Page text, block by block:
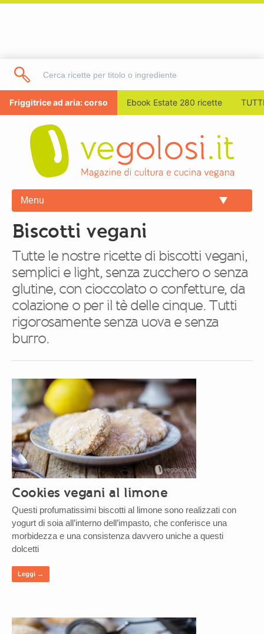
Friggitrice ad aria: corso Ebook Estate 280 ricette
Menu
Biscotti vegani
Tutte le nostre ricette di biscotti vegani,
semplici e light, senza zucchero o senza
glutine, con cioccolato o confetture, da
colazione o per il tè delle cinque. Tutti
rigorosamente senza uova e senza
burro.
Cookies vegani al limone
Questi profumatissimi biscotti al limone sono realizzati con
yogurt di soia all’interno dell’impasto, che conferisce una
morbidezza e una consistenza davvero uniche a questi
dolcetti
Leggi →